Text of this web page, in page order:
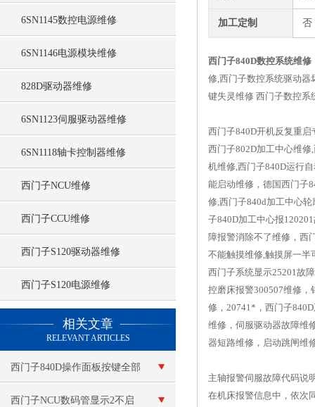
6SN1145数控电源维修
6SN1146电源模块维修
828D驱动器维修
6SN1123伺服驱动器维修
6SN1118轴卡控制器维修
西门子NCU维修
西门子CCU维修
西门子S120驱动器维修
西门子S120电源维修
相关文章
RELEVANT ARTICLES
西门子840D操作面板按键全部
失灵
西门子NCU数码管显示2不启
加工定制 否
西门子840D数控系统维修
修,西门子数控系统驱动器
键失灵维修 西门子数控系
西门子840D开机反复重
西门子802D加工中心维
机维修,西门子840D运行
能启动维修，德国西门子
修,西门子840d加工中心
子840D加工中心报
障报警消除不了维修，西
不能触摸维修,触摸屏一半
西门子系统显示25201故
控磨床报警300507维修，
修，20741*，西门子
维修，伺服驱动器故障维
器短路维修，启动跳闸维
主轴报警伺服故障代码说
在机床报警信息中，依次